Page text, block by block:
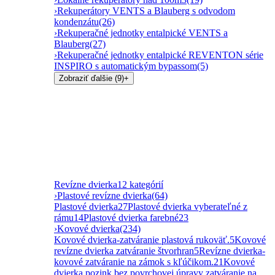
›Rekuperátory VENTS a Blauberg s odvodom
kondenzátu(26)
›Rekuperačné jednotky entalpické VENTS a
Blauberg(27)
›Rekuperačné jednotky entalpické REVENTON série
INSPIRO s automatickým bypassom(5)
Zobraziť ďalšie (9)+
Revízne dvierka12 kategórií
›Plastové revízne dvierka(64)
Plastové dvierka27Plastové dvierka vyberateľné z
rámu14Plastové dvierka farebné23
›Kovové dvierka(234)
Kovové dvierka-zatváranie plastová rukoväť.5Kovové
revízne dvierka zatváranie štvorhran5Revízne dvierka-
kovové zatváranie na zámok s kľúčikom.21Kovové
dvierka pozink bez povrchovej úpravy zatváranie na